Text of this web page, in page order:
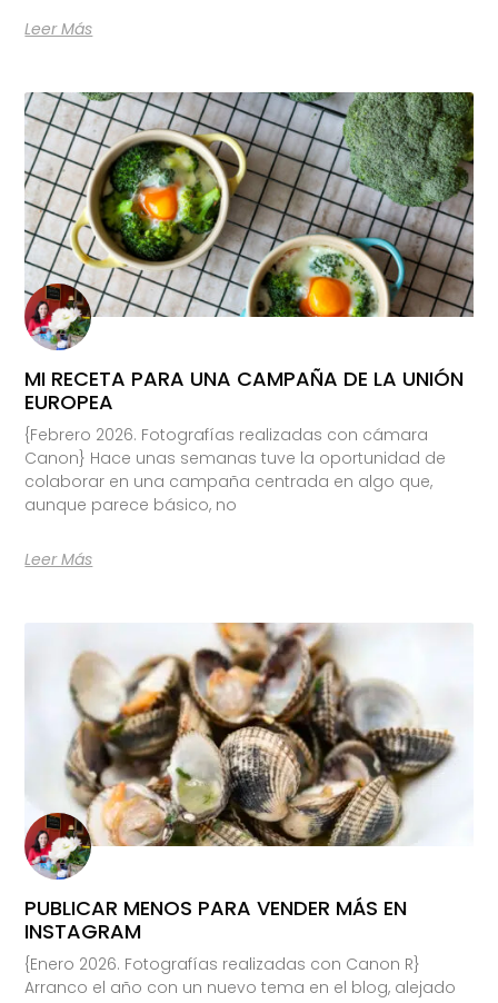
Leer Más
MI RECETA PARA UNA CAMPAÑA DE LA UNIÓN
EUROPEA
{Febrero 2026. Fotografías realizadas con cámara
Canon} Hace unas semanas tuve la oportunidad de
colaborar en una campaña centrada en algo que,
aunque parece básico, no
Leer Más
PUBLICAR MENOS PARA VENDER MÁS EN
INSTAGRAM
{Enero 2026. Fotografías realizadas con Canon R}
Arranco el año con un nuevo tema en el blog, alejado